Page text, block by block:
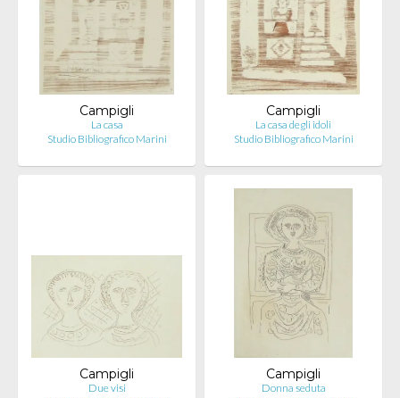
Campigli
La casa
Studio Bibliografico Marini
Campigli
La casa degli idoli
Studio Bibliografico Marini
Campigli
Due visi
Campigli
Donna seduta